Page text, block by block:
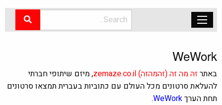
WeWork
באתרזה מה זה(זהמהזה)zemaze.co.il, מיזם שיתופי חברתי
להעלאת סרטונים מכל העולם עם כתוביות בעברית תמצאו סרטונים
תחת הערךWeWork
.